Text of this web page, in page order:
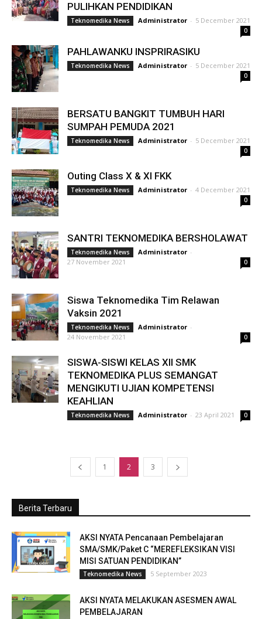
PULIHKAN PENDIDIKAN
Teknomedika News Administrator - 5 December 2021
0
PAHLAWANKU INSPRIRASIKU
Teknomedika News Administrator - 5 December 2021
0
BERSATU BANGKIT TUMBUH HARI
SUMPAH PEMUDA 2021
Teknomedika News Administrator - 5 December 2021
0
Outing Class X & XI FKK
Teknomedika News Administrator - 4 December 2021
0
SANTRI TEKNOMEDIKA BERSHOLAWAT
Teknomedika News Administrator -
27 November 2021
0
Siswa Teknomedika Tim Relawan
Vaksin 2021
Teknomedika News Administrator -
24 November 2021
0
SISWA-SISWI KELAS XII SMK
TEKNOMEDIKA PLUS SEMANGAT
MENGIKUTI UJIAN KOMPETENSI
KEAHLIAN
Teknomedika News Administrator - 23 April 2021 0
1 2 3
Berita Terbaru
AKSI NYATA Pencanaan Pembelajaran
SMA/SMK/Paket C “MEREFLEKSIKAN VISI
MISI SATUAN PENDIDIKAN”
Teknomedika News 5 September 2023
AKSI NYATA MELAKUKAN ASESMEN AWAL
PEMBELAJARAN